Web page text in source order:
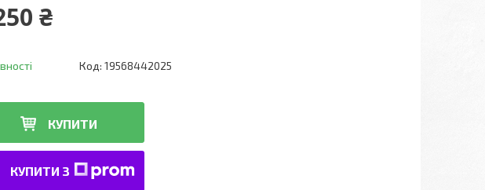
₴
Код: 19568442025
КУПИТИ
КУПИТИ З